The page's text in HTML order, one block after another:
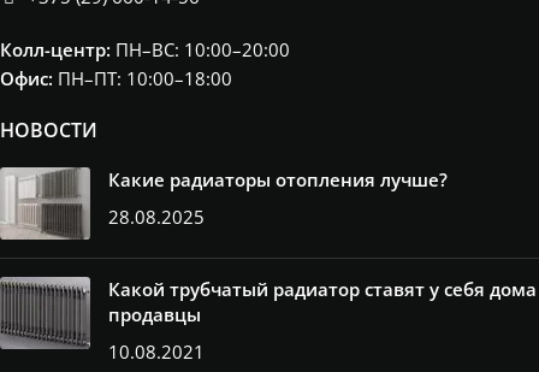
Колл-центр: ПН–ВС: 10:00–20:00​
Офис: ПН–ПТ: 10:00–18:00
НОВОСТИ
Какие радиаторы отопления лучше?
28.08.2025
Какой трубчатый радиатор ставят у себя дома
продавцы
10.08.2021